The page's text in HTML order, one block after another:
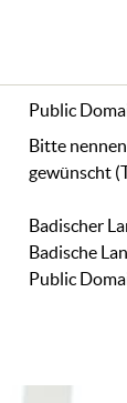
Public
Bitte
gewünscht
Badischer
Badische
Public